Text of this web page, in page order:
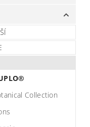
Collection